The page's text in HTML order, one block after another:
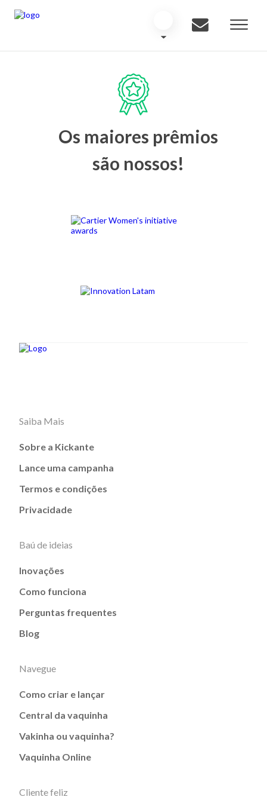
Os maiores prêmios
são nossos!
Saiba Mais
Sobre a Kickante
Lance uma campanha
Termos e condições
Privacidade
Baú de ideias
Inovações
Como funciona
Perguntas frequentes
Blog
Navegue
Como criar e lançar
Central da vaquinha
Vakinha ou vaquinha?
Vaquinha Online
Cliente feliz